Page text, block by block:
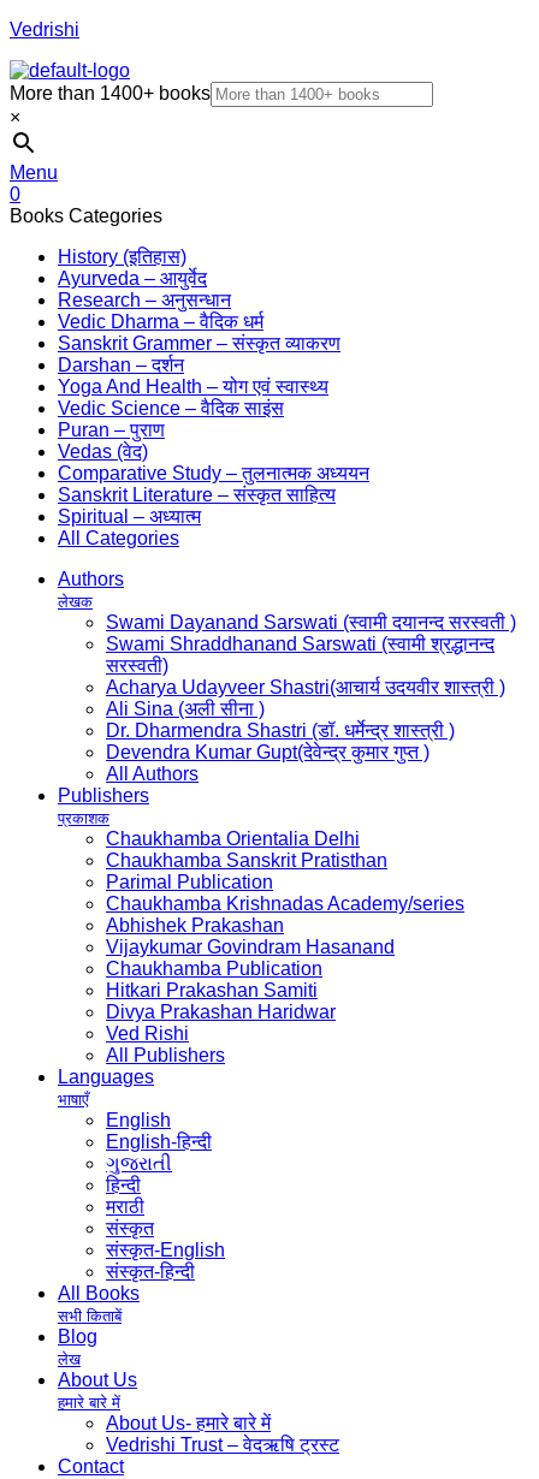
Vedrishi
More than 1400+ books
×
Menu
0
Books Categories
History (इतिहास)
Ayurveda – आयुर्वेद
Research – अनुसन्धान
Vedic Dharma – वैदिक धर्म
Sanskrit Grammer – संस्कृत व्याकरण
Darshan – दर्शन
Yoga And Health – योग एवं स्वास्थ्य
Vedic Science – वैदिक साइंस
Puran – पुराण
Vedas (वेद)
Comparative Study – तुलनात्मक अध्ययन
Sanskrit Literature – संस्कृत साहित्य
Spiritual – अध्यात्म
All Categories
Authors
लेखक
Swami Dayanand Sarswati (स्वामी दयानन्द सरस्वती )
Swami Shraddhanand Sarswati (स्वामी श्रद्धानन्द
सरस्वती)
Acharya Udayveer Shastri(आचार्य उदयवीर शास्त्री )
Ali Sina (अली सीना )
Dr. Dharmendra Shastri (डॉ. धर्मेन्द्र शास्त्री )
Devendra Kumar Gupt(देवेन्द्र कुमार गुप्त )
All Authors
Publishers
प्रकाशक
Chaukhamba Orientalia Delhi
Chaukhamba Sanskrit Pratisthan
Parimal Publication
Chaukhamba Krishnadas Academy/series
Abhishek Prakashan
Vijaykumar Govindram Hasanand
Chaukhamba Publication
Hitkari Prakashan Samiti
Divya Prakashan Haridwar
Ved Rishi
All Publishers
Languages
भाषाएँ
English
English-हिन्दी
ગુજરાતી
हिन्दी
मराठी
संस्कृत
संस्कृत-English
संस्कृत-हिन्दी
All Books
सभी किताबें
Blog
लेख
About Us
हमारे बारे में
About Us- हमारे बारे में
Vedrishi Trust – वेदऋषि ट्रस्ट
Contact